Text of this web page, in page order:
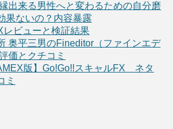
出来る男性へと変わるための自分磨
果ないの？内容暴露
レビューと検証結果
奥平三男のFineditor（ファインエデ
価とクチコミ
版】Go!Go!!スキャルFX ネタ
ミ